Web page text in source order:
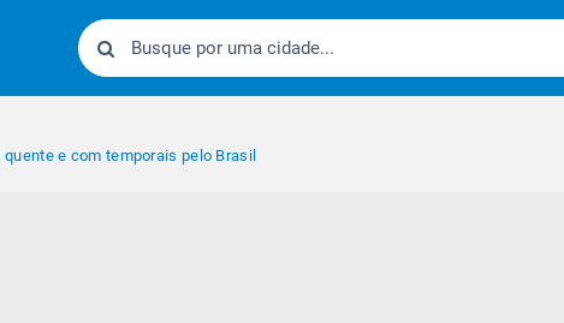
e com temporais pelo Brasil